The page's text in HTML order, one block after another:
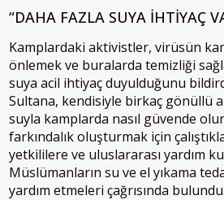
“DAHA FAZLA SUYA İHTIYAÇ
Kamplardaki aktivistler, virüsün
önlemek ve buralarda temizliği
suya acil ihtiyaç duyulduğunu
Sultana, kendisiyle birkaç gönüllü
suyla kamplarda nasıl güvende
farkındalık oluşturmak için
yetkililere ve uluslararası yardım
Müslümanların su ve el yıkama
yardım etmeleri çağrısında bulundu.